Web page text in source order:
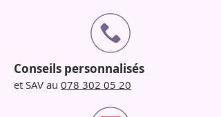
Conseils personnalisés
et SAV au 078 302 05 20